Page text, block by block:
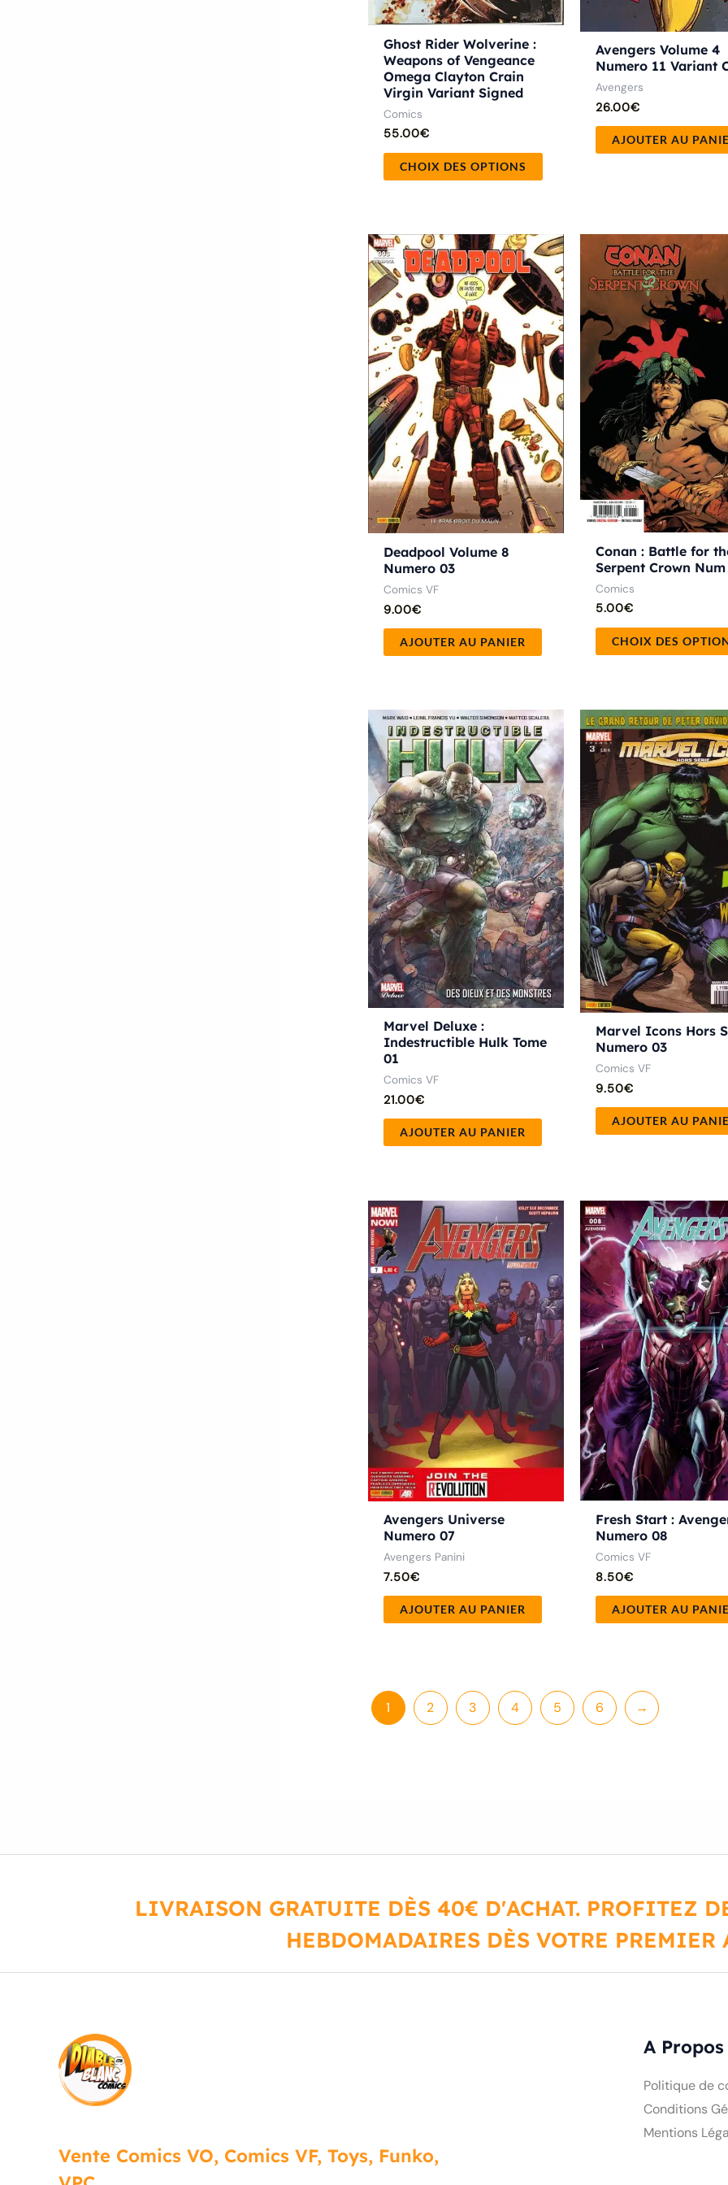
Ghost Rider Wolverine :
Weapons of Vengeance
Omega Clayton Crain
Virgin Variant Signed
Comics
55.00€
CHOIX DES OPTIONS
page
Avengers Volume 4
Numero 11 Variant
Avengers
26.00€
AJOUTER AU
Deadpool Volume 8
Numero 03
Comics VF
9.00€
AJOUTER AU PANIER
Conan : Battle for
Serpent Crown Num
Comics
5.00€
CHOIX DES
Marvel Deluxe :
Indestructible Hulk Tome
01
Comics VF
21.00€
AJOUTER AU PANIER
Marvel Icons Hors
Numero 03
Comics VF
9.50€
AJOUTER AU
Avengers Universe
Numero 07
Avengers Panini
7.50€
AJOUTER AU PANIER
Fresh Start :
Numero 08
Comics VF
8.50€
AJOUTER AU
1 2 3 4 5 6 →
LIVRAISON GRATUITE DÈS 40€ D'ACHAT. PROFITEZ
HEBDOMADAIRES DÈS VOTRE PREMIER
Vente Comics VO, Comics VF, Toys, Funko,
A Propos
Politique de
Conditions
Mentions